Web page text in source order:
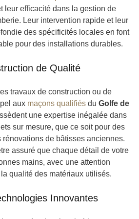
leur efficacité dans la gestion de
Leur intervention rapide et leur
des spécificités locales en font
pour des installations durables.
de Qualité
travaux de construction ou de
aux maçons qualifiés du Golfe de
une expertise inégalée dans
sur mesure, que ce soit pour des
de bâtisses anciennes.
assuré que chaque détail de votre
mains, avec une attention
qualité des matériaux utilisés.
Innovantes